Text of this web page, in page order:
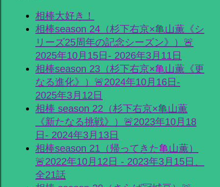
相棒大好き！
相棒season 24（杉下右京×亀山薫《シ
リーズ25周年の記念シーズン》）🚨
2025年10月15日- 2026年3月11日
相棒season 23（杉下右京×亀山薫《更
なる進化》）🚨2024年10月16日-
2025年3月12日
相棒 season 22（杉下右京×亀山薫
《新たなる挑戦》）🚨2023年10月18
日- 2024年3月13日
相棒season 21（帰ってきた亀山薫）
🚨2022年10月12日 - 2023年3月15日、
全21話